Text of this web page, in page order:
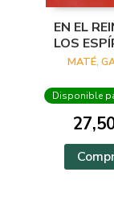
EN EL
LOS
MATÉ,
Disponible